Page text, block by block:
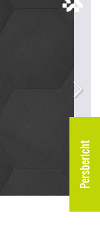
Persbericht